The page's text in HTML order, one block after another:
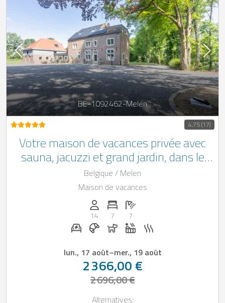
BE-1092462-Melen
4,75 (17)
Votre maison de vacances privée avec
sauna, jacuzzi et grand jardin, dans le
pays d'Herve au coeur des Ardennes
Belgique / Melen
Maison de vacances
Personnes (max): 14
14
Nombre de chambres: 7
7
Nombre de salles de bain: 7
7
Station de recharge pour voiture
Petit-déjeuner réservable chez
Chiens autorisés
Jacuzzi
lun., 17 août–mer., 19 août
2 366,00 €
2 696,00 €
Alternatives: